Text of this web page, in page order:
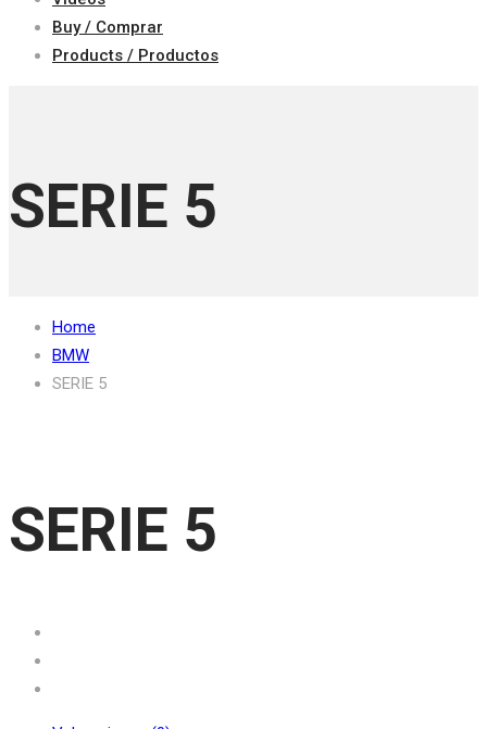
Buy / Comprar
Products / Productos
SERIE 5
Home
BMW
SERIE 5
SERIE 5